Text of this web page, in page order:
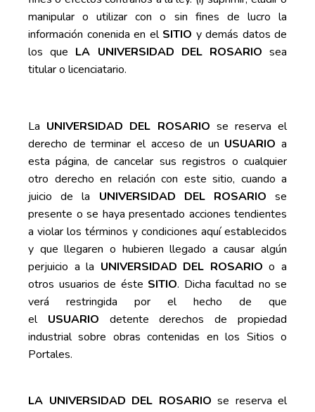
manipular o utilizar con o sin fines de lucro la
información conenida en el SITIO y demás datos de
los que LA UNIVERSIDAD DEL ROSARIO sea
titular o licenciatario.
La UNIVERSIDAD DEL ROSARIO se reserva el
derecho de terminar el acceso de un USUARIO a
esta página, de cancelar sus registros o cualquier
otro derecho en relación con este sitio, cuando a
juicio de la UNIVERSIDAD DEL ROSARIO se
presente o se haya presentado acciones tendientes
a violar los términos y condiciones aquí establecidos
y que llegaren o hubieren llegado a causar algún
perjuicio a la UNIVERSIDAD DEL ROSARIO o a
otros usuarios de éste SITIO. Dicha facultad no se
verá restringida por el hecho de que
el USUARIO detente derechos de propiedad
industrial sobre obras contenidas en los Sitios o
Portales.
LA UNIVERSIDAD DEL ROSARIO se reserva el